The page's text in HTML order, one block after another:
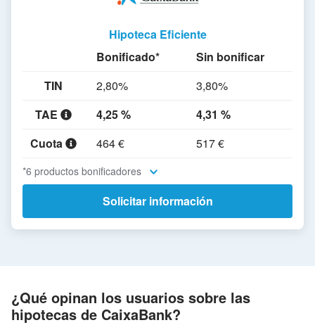
Hipoteca Eficiente
Bonificado*
Sin bonificar
TIN
2,80%
3,80%
TAE
4,25 %
4,31 %
Cuota
464 € 517 €
*6 productos bonificadores
Solicitar información
¿Qué opinan los usuarios sobre las
hipotecas de CaixaBank?